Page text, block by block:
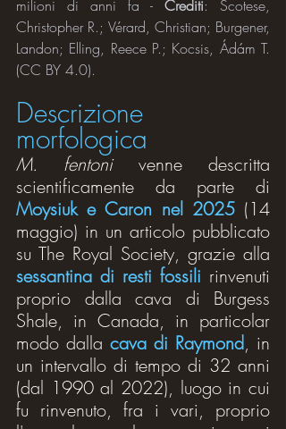
milioni di anni fa - Crediti: Scotese,
Christopher R.; Vérard, Christian; Burgener,
Landon; Elling, Reece P.; Kocsis, Ádám T.
(CC BY 4.0).
Descrizione
morfologica
M. fentoni venne descritta
Moysiuk e Caron nel 2025 (14
maggio) in un articolo pubblicato
sessantina di resti fossili rinvenuti
proprio dalla cava di Burgess
Shale, in Canada, in particolar
modo dalla cava di Raymond, in
un intervallo di tempo di 32 anni
(dal 1990 al 2022), luogo in cui
fu rinvenuto, fra i vari, proprio